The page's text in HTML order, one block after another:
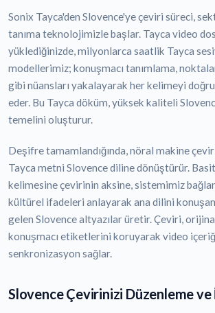
Sonix Tayca'den Slovence'ye çeviri süreci,
tanıma teknolojimizle başlar. Tayca video
yüklediğinizde, milyonlarca saatlik Tayca
modellerimiz; konuşmacı tanımlama,
gibi nüansları yakalayarak her kelimeyi
eder. Bu Tayca döküm, yüksek kaliteli
temelini oluşturur.
Deşifre tamamlandığında, nöral makine
Tayca metni Slovence diline dönüştürür.
kelimesine çevirinin aksine, sistemimiz
kültürel ifadeleri anlayarak ana dilini
gelen Slovence altyazılar üretir. Çeviri,
konuşmacı etiketlerini koruyarak video
senkronizasyon sağlar.
Slovence Çevirinizi Düzenleme